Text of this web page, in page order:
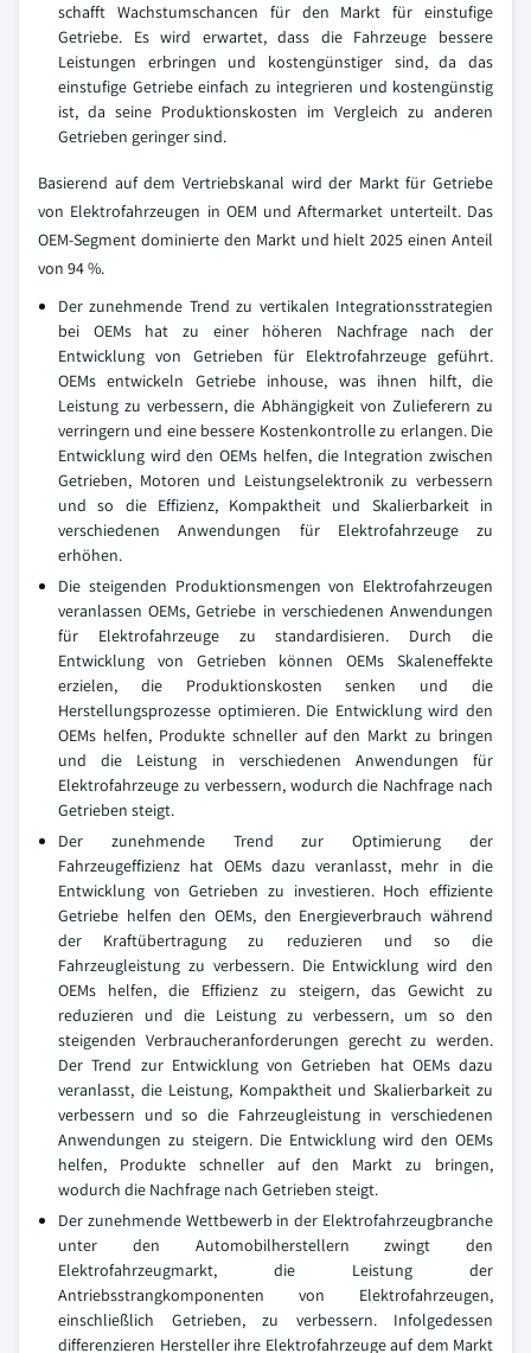
schafft Wachstumschancen für den Markt für einstufige
Getriebe. Es wird erwartet, dass die Fahrzeuge bessere
Leistungen erbringen und kostengünstiger sind, da das
einstufige Getriebe einfach zu integrieren und kostengünstig
ist, da seine Produktionskosten im Vergleich zu anderen
Getrieben geringer sind.
Basierend auf dem Vertriebskanal wird der Markt für Getriebe
von Elektrofahrzeugen in OEM und Aftermarket unterteilt. Das
OEM-Segment dominierte den Markt und hielt 2025 einen Anteil
von 94 %.
Der zunehmende Trend zu vertikalen Integrationsstrategien
bei OEMs hat zu einer höheren Nachfrage nach der
Entwicklung von Getrieben für Elektrofahrzeuge geführt.
OEMs entwickeln Getriebe inhouse, was ihnen hilft, die
Leistung zu verbessern, die Abhängigkeit von Zulieferern zu
verringern und eine bessere Kostenkontrolle zu erlangen. Die
Entwicklung wird den OEMs helfen, die Integration zwischen
Getrieben, Motoren und Leistungselektronik zu verbessern
und so die Effizienz, Kompaktheit und Skalierbarkeit in
verschiedenen Anwendungen für Elektrofahrzeuge zu
erhöhen.
Die steigenden Produktionsmengen von Elektrofahrzeugen
veranlassen OEMs, Getriebe in verschiedenen Anwendungen
für Elektrofahrzeuge zu standardisieren. Durch die
Entwicklung von Getrieben können OEMs Skaleneffekte
erzielen, die Produktionskosten senken und die
Herstellungsprozesse optimieren. Die Entwicklung wird den
OEMs helfen, Produkte schneller auf den Markt zu bringen
und die Leistung in verschiedenen Anwendungen für
Elektrofahrzeuge zu verbessern, wodurch die Nachfrage nach
Getrieben steigt.
Der zunehmende Trend zur Optimierung der
Fahrzeugeffizienz hat OEMs dazu veranlasst, mehr in die
Entwicklung von Getrieben zu investieren. Hoch effiziente
Getriebe helfen den OEMs, den Energieverbrauch während
der Kraftübertragung zu reduzieren und so die
Fahrzeugleistung zu verbessern. Die Entwicklung wird den
OEMs helfen, die Effizienz zu steigern, das Gewicht zu
reduzieren und die Leistung zu verbessern, um so den
steigenden Verbraucheranforderungen gerecht zu werden.
Der Trend zur Entwicklung von Getrieben hat OEMs dazu
veranlasst, die Leistung, Kompaktheit und Skalierbarkeit zu
verbessern und so die Fahrzeugleistung in verschiedenen
Anwendungen zu steigern. Die Entwicklung wird den OEMs
helfen, Produkte schneller auf den Markt zu bringen,
wodurch die Nachfrage nach Getrieben steigt.
Der zunehmende Wettbewerb in der Elektrofahrzeugbranche
unter den Automobilherstellern zwingt den
Elektrofahrzeugmarkt, die Leistung der
Antriebsstrangkomponenten von Elektrofahrzeugen,
einschließlich Getrieben, zu verbessern. Infolgedessen
differenzieren Hersteller ihre Elektrofahrzeuge auf dem Markt